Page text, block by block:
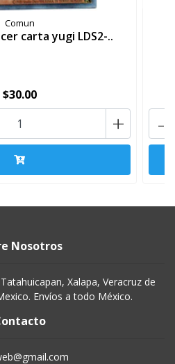
Comun
carta yugi LDS2-..
$30.00
+ -
Nosotros
Xalapa, Veracruz de
Envíos a todo México.